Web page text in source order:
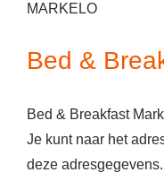
MARKELO
Bed &
Bed & Breakfast
Je kunt naar het
deze adresgegevens.